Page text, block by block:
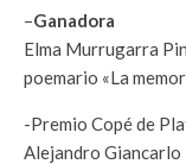
–Ganadora
Elma Murrugarra
poemario «La
-Premio Copé de
Alejandro Giancarlo